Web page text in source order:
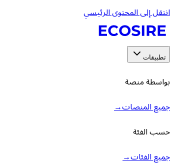
انتقل إلى المحتوى الرئيسي
تطبيقات
بواسطة منصة
جميع المنصات→
حسب الفئة
جميع الفئات→